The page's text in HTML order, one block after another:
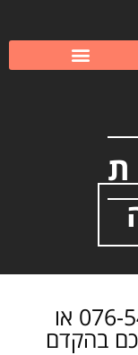
התקשרו עכשיו 076-5403348 או
בהקדם